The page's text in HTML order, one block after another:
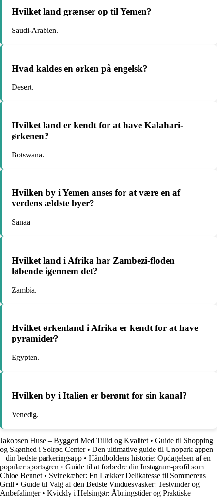
Hvilket land grænser op til Yemen?
Saudi-Arabien.
Hvad kaldes en ørken på engelsk?
Desert.
Hvilket land er kendt for at have Kalahari-
ørkenen?
Botswana.
Hvilken by i Yemen anses for at være en af
verdens ældste byer?
Sanaa.
Hvilket land i Afrika har Zambezi-floden
løbende igennem det?
Zambia.
Hvilket ørkenland i Afrika er kendt for at have
pyramider?
Egypten.
Hvilken by i Italien er berømt for sin kanal?
Venedig.
Jakobsen Huse – Byggeri Med Tillid og Kvalitet • Guide til Shopping
og Skønhed i Solrød Center• Den ultimative guide til Unopark appen
– din bedste parkeringsapp • Håndboldens historie: Opdagelsen af en
populær sportsgren • Guide til at forbedre din Instagram-profil som
Chloe Bennet • Svinekæber: En Lækker Delikatesse til Sommerens
Grill • Guide til Valg af den Bedste Vinduesvasker: Testvinder og
Anbefalinger• Kvickly i Helsingør: Åbningstider og Praktiske